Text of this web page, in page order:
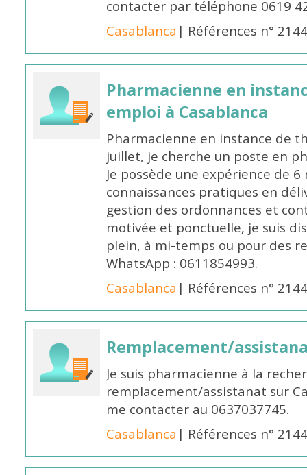
contacter par téléphone 0619
Casablanca | Références n°
Pharmacienne en
emploi à Casablanca
Pharmacienne en instance de
juillet, je cherche un poste en
Je possède une expérience de
connaissances pratiques en
gestion des ordonnances et
motivée et ponctuelle, je suis
plein, à mi-temps ou pour des
WhatsApp : 0611854993.
Casablanca | Références n°
Remplacement/
Je suis pharmacienne à la
remplacement/assistanat sur
me contacter au 0637037745.
Casablanca | Références n°